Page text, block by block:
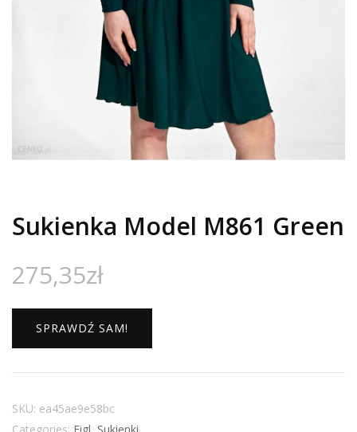
Sukienka Model M861 Green
275,35zł
SPRAWDŹ SAM!
SKU: ea45ae9e58bc